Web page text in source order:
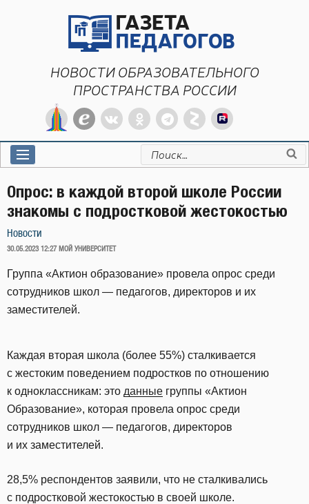
НОВОСТИ ОБРАЗОВАТЕЛЬНОГО
ПРОСТРАНСТВА РОССИИ
Искать:
Опрос: в каждой второй школе России
знакомы с подростковой жестокостью
Новости
ОПУБЛИКОВАНО
30.05.2023 12:27 МОЙ УНИВЕРСИТЕТ
Группа «Актион образование» провела опрос среди
сотрудников школ — педагогов, директоров и их
заместителей.
Каждая вторая школа (более 55%) сталкивается
с жестоким поведением подростков по отношению
к одноклассникам: это данные группы «Актион
Образование», которая провела опрос среди
сотрудников школ — педагогов, директоров
и их заместителей.
28,5% респондентов заявили, что не сталкивались
с подростковой жестокостью в своей школе.